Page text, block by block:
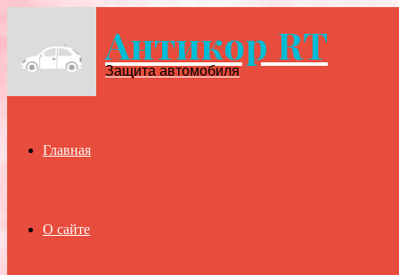
Антикор RT
Защита автомобиля
Главная
О сайте